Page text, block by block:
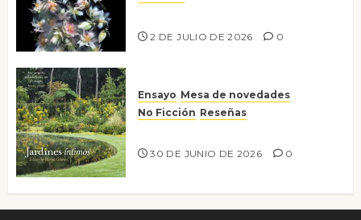
2 DE JULIO DE 2026 0
Ensayo Mesa de novedades
No Ficción Reseñas
30 DE JUNIO DE 2026 0